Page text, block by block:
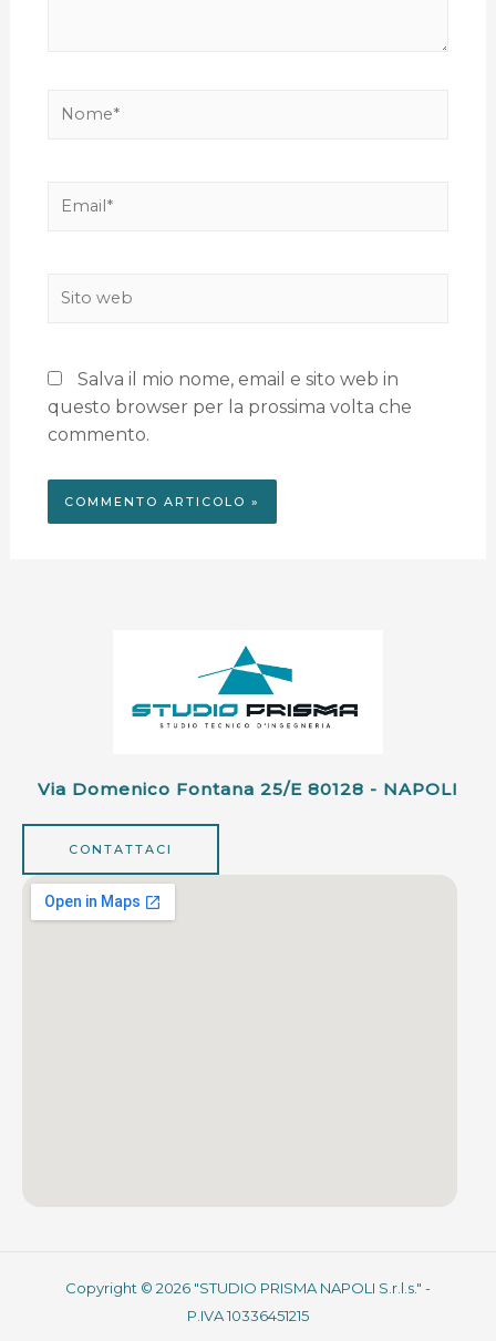
Salva il mio nome, email e sito web in
questo browser per la prossima volta che
commento.
Via Domenico Fontana 25/e 80128 - NAPOLI
CONTATTACI
Copyright © 2026 "STUDIO PRISMA NAPOLI S.r.l.s." -
P.IVA 10336451215